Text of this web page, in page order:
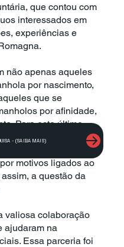
que contou com
interessados em
experiências e
não apenas aqueles
por nascimento,
que se
por afinidade,
Para este último
se basear em
motivos ligados ao
a questão da
valiosa colaboração
ajudaram na
Essa parceria foi
- (SAIBA MAIS)